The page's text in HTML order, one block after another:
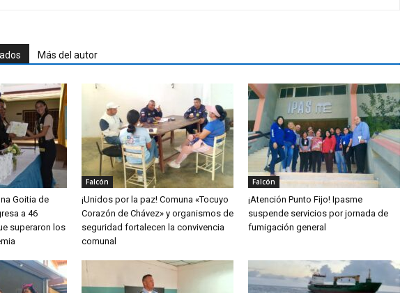
Más del autor
Goitia de
a 46
superaron los
Falcón
¡Unidos por la paz! Comuna «Tocuyo
Corazón de Chávez» y organismos de
seguridad fortalecen la convivencia
comunal
Falcón
¡Atención Punto Fijo! Ipasme
suspende servicios por jornada de
fumigación general